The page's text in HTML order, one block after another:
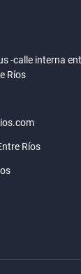
-calle interna
Ríos
Ríos